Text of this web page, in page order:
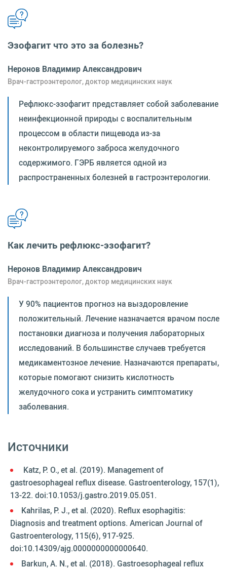
Эзофагит что это за болезнь?
Неронов Владимир Александрович
Врач-гастроэнтеролог, доктор медицинских наук
Рефлюкс-эзофагит представляет собой заболевание
неинфекционной природы с воспалительным
процессом в области пищевода из-за
неконтролируемого заброса желудочного
содержимого. ГЭРБ является одной из
распространенных болезней в гастроэнтерологии.
Как лечить рефлюкс-эзофагит?
Неронов Владимир Александрович
Врач-гастроэнтеролог, доктор медицинских наук
У 90% пациентов прогноз на выздоровление
положительный. Лечение назначается врачом после
постановки диагноза и получения лабораторных
исследований. В большинстве случаев требуется
медикаментозное лечение. Назначаются препараты,
которые помогают снизить кислотность
желудочного сока и устранить симптоматику
заболевания.
Источники
Katz, P. O., et al. (2019). Management of
gastroesophageal reflux disease. Gastroenterology, 157(1),
13-22. doi:10.1053/j.gastro.2019.05.051.
Kahrilas, P. J., et al. (2020). Reflux esophagitis:
Diagnosis and treatment options. American Journal of
Gastroenterology, 115(6), 917-925.
doi:10.14309/ajg.0000000000000640.
Barkun, A. N., et al. (2018). Gastroesophageal reflux